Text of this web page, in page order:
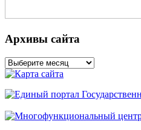
Архивы сайта
Архивы
сайта